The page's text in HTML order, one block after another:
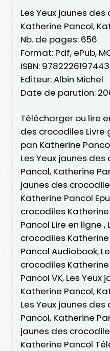
Les Yeux jaunes
Katherine Pancol,
Nb. de pages: 656
Format: Pdf, ePub,
ISBN: 9782226197443
Editeur: Albin Michel
Date de parution:
Télécharger ou lire
des crocodiles Livre
pan Katherine
Les Yeux jaunes
Pancol, Katherine
jaunes des
Katherine Pancol
crocodiles
Pancol Lire en ligne ,
crocodiles
Pancol Audiobook,
crocodiles
Pancol VK, Les
Katherine Pancol,
Les Yeux jaunes
Pancol, Katherine
jaunes des
Katherine Pancol